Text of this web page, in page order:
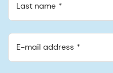
Last name
E-mail address